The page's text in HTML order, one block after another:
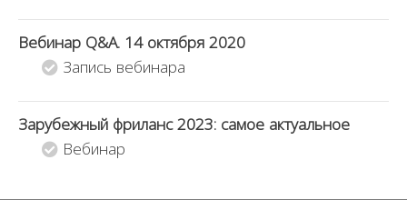
Вебинар Q&A. 14 октября 2020
Запись вебинара
Зарубежный фриланс 2023: самое актуальное
Вебинар